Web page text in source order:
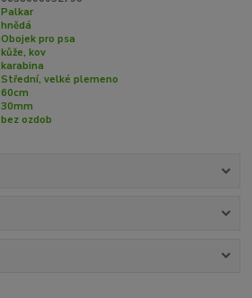
Palkar
hnědá
Obojek pro psa
kůže, kov
karabina
Střední, velké plemeno
60cm
30mm
bez ozdob